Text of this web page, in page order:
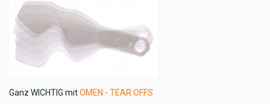
Ganz WICHTIG mitOMEN - TEAR OFFS